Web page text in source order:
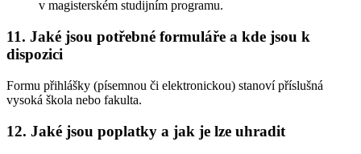
v magisterském studijním programu.
11. Jaké jsou potřebné formuláře a kde jsou k
dispozici
Formu přihlášky (písemnou či elektronickou) stanoví příslušná
vysoká škola nebo fakulta.
12. Jaké jsou poplatky a jak je lze uhradit